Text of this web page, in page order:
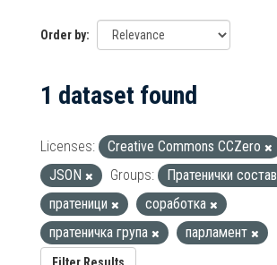
Order by
1 dataset found
Licenses: Creative Commons CCZero
JSON
Groups: Пратенички состав
пратеници
соработка
пратеничка група
парламент